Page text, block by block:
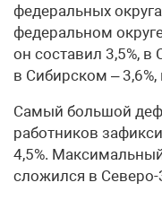
федеральных
федеральном
он составил 3,5%, в
в Сибирском – 3,6%,
Самый большой
работников
4,5%.
сложился в Северо-